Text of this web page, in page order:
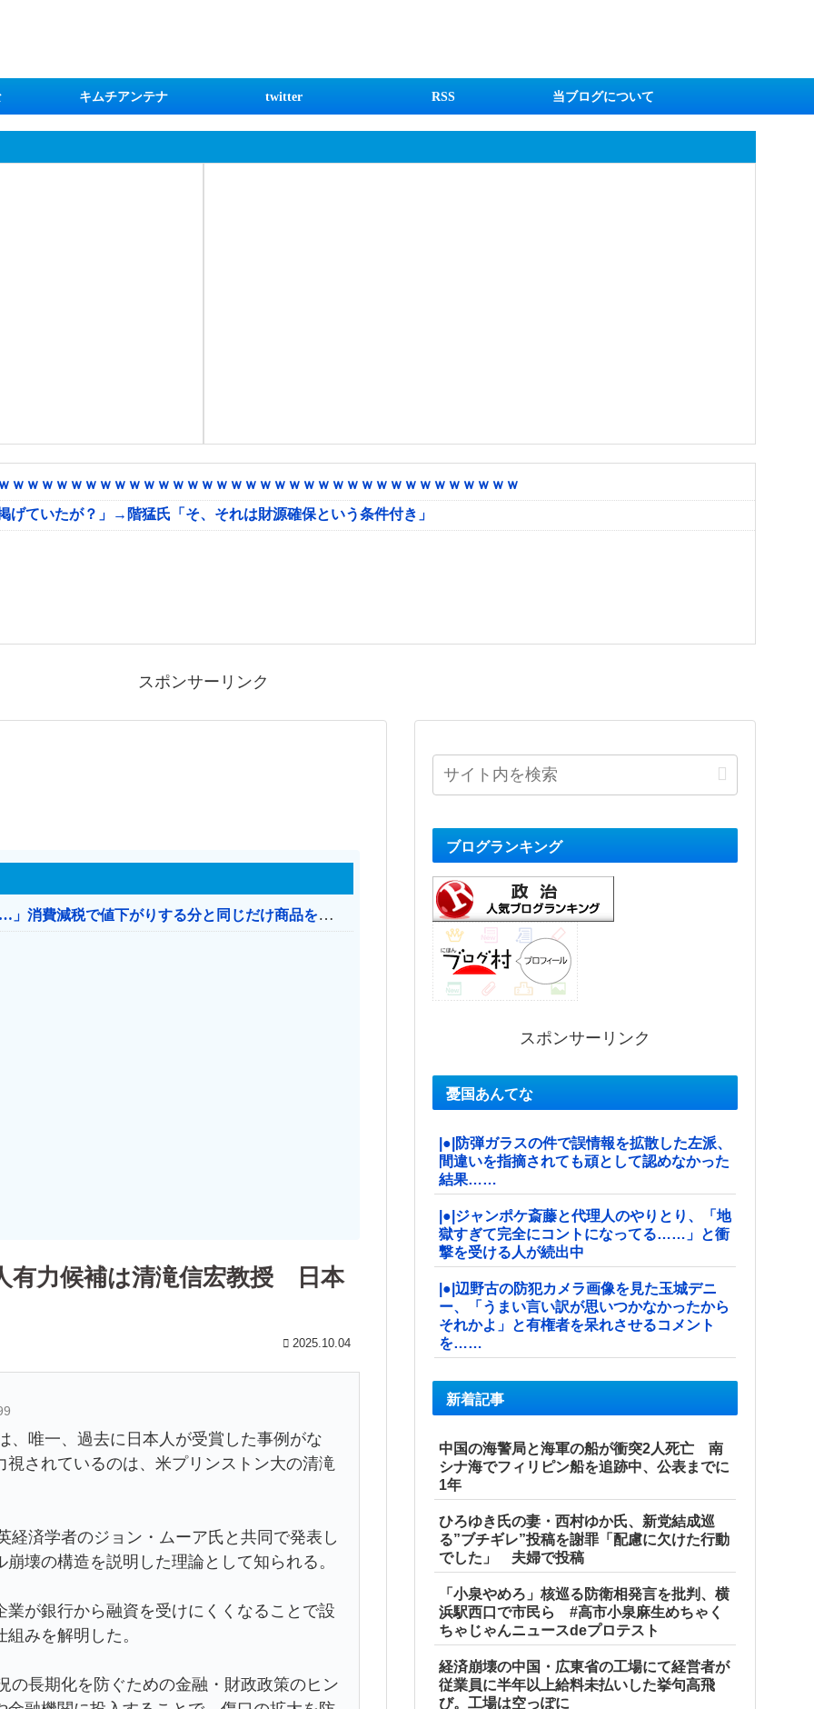
キムチアンテナ twitter RSS 当ブログについて
ｗｗｗｗｗｗｗｗｗｗｗｗｗｗｗｗｗｗｗｗｗｗｗｗｗｗｗｗｗｗｗｗｗｗ
ていたが？」→階猛氏「そ、それは財源確保という条件付き」
スポンサーリンク
【消費税率1％】 「下げるのが筋なんですけど…」消費減税で値下がりする分と同じだけ商品を値上げして店頭価格を変えない店も
有力候補は清滝信宏教授 日本
2025.10.04
、唯一、過去に日本人が受賞した事例がな
されているのは、米プリンストン大の清滝
済学者のジョン・ムーア氏と共同で発表し
壊の構造を説明した理論として知られる。
が銀行から融資を受けにくくなることで設
みを解明した。
の長期化を防ぐための金融・財政政策のヒン
ブログランキング
スポンサーリンク
憂国あんてな
|●|防弾ガラスの件で誤情報を拡散した左派、
間違いを指摘されても頑として認めなかった
結果……
|●|ジャンポケ斎藤と代理人のやりとり、「地
獄すぎて完全にコントになってる……」と衝
撃を受ける人が続出中
|●|辺野古の防犯カメラ画像を見た玉城デニ
ー、「うまい言い訳が思いつかなかったから
それかよ」と有権者を呆れさせるコメント
を……
新着記事
中国の海警局と海軍の船が衝突2人死亡 南
シナ海でフィリピン船を追跡中、公表までに
1年
ひろゆき氏の妻・西村ゆか氏、新党結成巡
る”ブチギレ”投稿を謝罪「配慮に欠けた行動
でした」 夫婦で投稿
「小泉やめろ」核巡る防衛相発言を批判、横
浜駅西口で市民ら #高市小泉麻生めちゃく
ちゃじゃんニュースdeプロテスト
経済崩壊の中国・広東省の工場にて経営者が
従業員に半年以上給料未払いした挙句高飛
び。工場は空っぽに